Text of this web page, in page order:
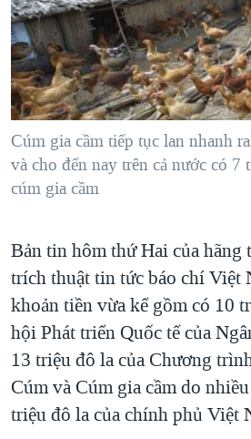
"Tìm"NGƯỜI VIỆT HẢI NGOẠI
ĐỜI SỐNG
KINH TẾ
KHOA HỌC
SỨC KHOẺ
VĂN HOÁ
GIÁO DỤC
TẠI
HÀNH TRÌNH BẦU CỬ 2024
MỘT NĂM CHIẾN TRANH TẠI DẢI
GIẢI MÃ VÀNH ĐAI & CON ĐƯỜNG
NGÀY TỊ NẠN THẾ GIỚI
TRỊNH VĨNH BÌNH - NGƯỜI HẠ
GROUND ZERO – XƯA VÀ NAY
THƯỢNG ĐỈNH TRUMP-KIM TẠI
TRỊNH VĨNH BÌNH VS. CHÍNH PHỦ
NGƯ DÂN VIỆT VÀ LÀN SÓNG
BÊN KIA QUỐC LỘ: TIẾNG VỌNG
VIDEO
NGHE
MẠNG XÃ HỘI
Ngôn ngữ khác
Cúm gia cầm tiếp tục lan nhanh
và cho đến nay trên cả nước có 7
cúm gia cầm
Bản tin hôm thứ Hai của hãng
trích thuật tin tức báo chí Việt
khoản tiền vừa kể gồm có 10
hội Phát triển Quốc tế của
13 triệu đô la của Chương
Cúm và Cúm gia cầm do
triệu đô la của chính phủ Việt